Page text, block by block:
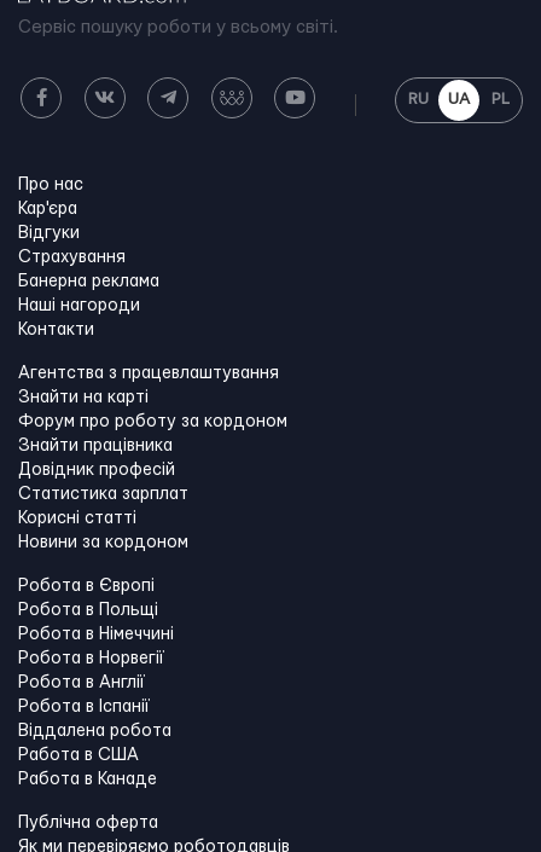
Сервіс пошуку роботи у всьому світі.
RU UA PL
Про нас
Кар'єра
Відгуки
Страхування
Банерна реклама
Наші нагороди
Контакти
Агентства з працевлаштування
Знайти на карті
Форум про роботу за кордоном
Знайти працівника
Довідник професій
Статистика зарплат
Корисні статті
Новини за кордоном
Робота в Європі
Робота в Польщі
Робота в Німеччині
Робота в Норвегії
Робота в Англії
Робота в Іспанії
Віддалена робота
Работа в США
Работа в Канадe
Публічна оферта
Як ми перевіряємо роботодавців